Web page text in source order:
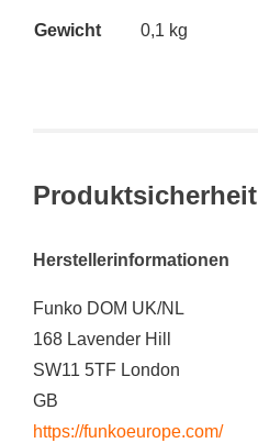
Gewicht 0,1 kg
Produktsicherheit
Herstellerinformationen
Funko DOM UK/NL
168 Lavender Hill
SW11 5TF London
GB
https://funkoeurope.com/